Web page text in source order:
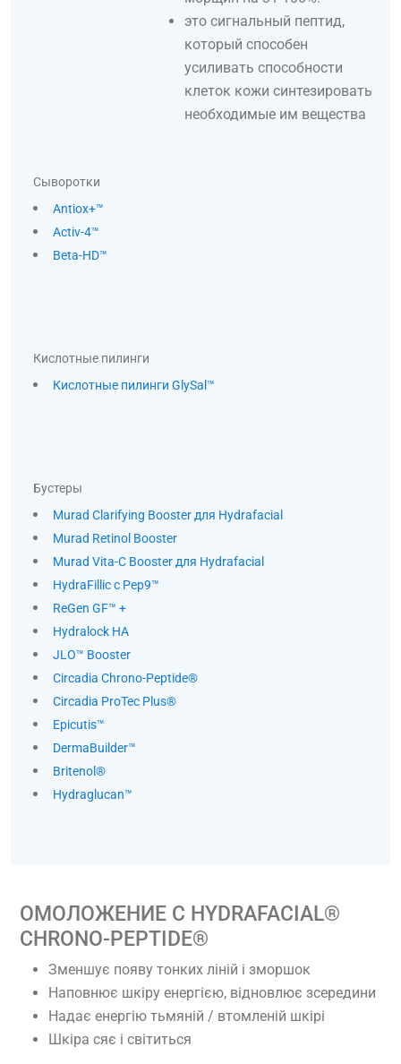
это сигнальный пептид,
который способен
усиливать способности
клеток кожи синтезировать
необходимые им вещества
Сыворотки
Antiox+™
Activ-4™
Beta-HD™
Кислотные пилинги
Кислотные пилинги GlySal™
Бустеры
Murad Clarifying Booster для Hydrafacial
Murad Retinol Booster
Murad Vita-C Booster для Hydrafacial
HydraFillic с Pep9™
ReGen GF™ +
Hydralock HA
JLO™ Booster
Circadia Chrono-Peptide®
Circadia ProTec Plus®
Epicutis™
DermaBuilder™
Britenol®
Hydraglucan™
ОМОЛОЖЕНИЕ C HYDRAFACIAL®
CHRONO-PEPTIDE®
Зменшує появу тонких ліній і зморшок
Наповнює шкіру енергією, відновлює зсередини
Надає енергію тьмяній / втомленій шкірі
Шкіра сяє і світиться